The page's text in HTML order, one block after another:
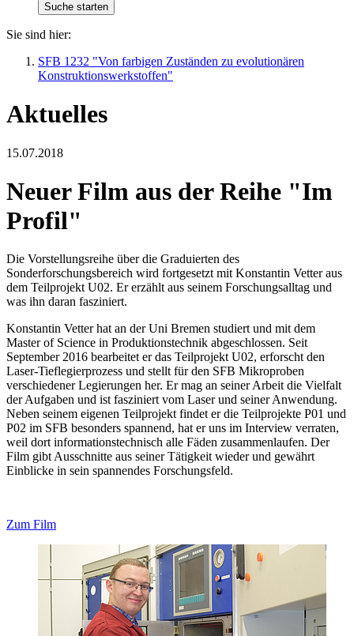
Sie sind hier:
SFB 1232 "Von farbigen Zuständen zu evolutionären
Konstruktionswerkstoffen"
Aktuelles
15.07.2018
Neuer Film aus der Reihe "Im
Profil"
Die Vorstellungsreihe über die Graduierten des
Sonderforschungsbereich wird fortgesetzt mit Konstantin Vetter aus
dem Teilprojekt U02. Er erzählt aus seinem Forschungsalltag und
was ihn daran fasziniert.
Konstantin Vetter hat an der Uni Bremen studiert und mit dem
Master of Science in Produktionstechnik abgeschlossen. Seit
September 2016 bearbeitet er das Teilprojekt U02, erforscht den
Laser-Tieflegierprozess und stellt für den SFB Mikroproben
verschiedener Legierungen her. Er mag an seiner Arbeit die Vielfalt
der Aufgaben und ist fasziniert vom Laser und seiner Anwendung.
Neben seinem eigenen Teilprojekt findet er die Teilprojekte P01 und
P02 im SFB besonders spannend, hat er uns im Interview verraten,
weil dort informationstechnisch alle Fäden zusammenlaufen. Der
Film gibt Ausschnitte aus seiner Tätigkeit wieder und gewährt
Einblicke in sein spannendes Forschungsfeld.
Zum Film